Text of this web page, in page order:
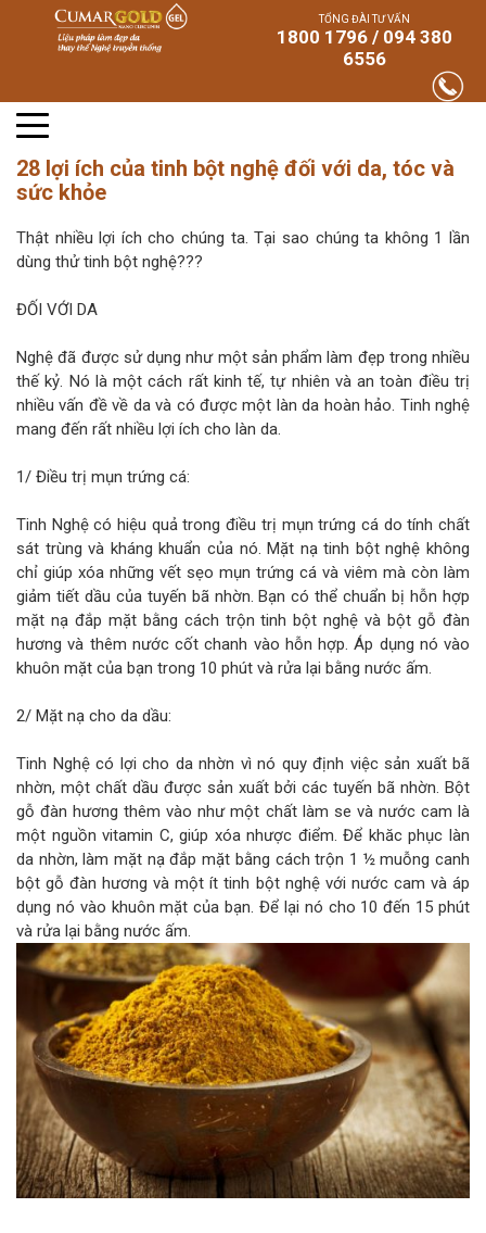
TỔNG ĐÀI TƯ VẤN
1800 1796 / 094 380
6556
28 lợi ích của tinh bột nghệ đối với da, tóc và
sức khỏe
Thật nhiều lợi ích cho chúng ta. Tại sao chúng ta không 1 lần
dùng thử tinh bột nghệ???
ĐỐI VỚI DA
Nghệ đã được sử dụng như một sản phẩm làm đẹp trong nhiều
thế kỷ. Nó là một cách rất kinh tế, tự nhiên và an toàn điều trị
nhiều vấn đề về da và có được một làn da hoàn hảo. Tinh nghệ
mang đến rất nhiều lợi ích cho làn da.
1/ Điều trị mụn trứng cá:
Tinh Nghệ có hiệu quả trong điều trị mụn trứng cá do tính chất
sát trùng và kháng khuẩn của nó. Mặt nạ tinh bột nghệ không
chỉ giúp xóa những vết sẹo mụn trứng cá và viêm mà còn làm
giảm tiết dầu của tuyến bã nhờn. Bạn có thể chuẩn bị hỗn hợp
mặt nạ đắp mặt bằng cách trộn tinh bột nghệ và bột gỗ đàn
hương và thêm nước cốt chanh vào hỗn hợp. Áp dụng nó vào
khuôn mặt của bạn trong 10 phút và rửa lại bằng nước ấm.
2/ Mặt nạ cho da dầu:
Tinh Nghệ có lợi cho da nhờn vì nó quy định việc sản xuất bã
nhờn, một chất dầu được sản xuất bởi các tuyến bã nhờn. Bột
gỗ đàn hương thêm vào như một chất làm se và nước cam là
một nguồn vitamin C, giúp xóa nhược điểm. Để khăc phục làn
da nhờn, làm mặt nạ đắp mặt bằng cách trộn 1 ½ muỗng canh
bột gỗ đàn hương và một ít tinh bột nghệ với nước cam và áp
dụng nó vào khuôn mặt của bạn. Để lại nó cho 10 đến 15 phút
và rửa lại bằng nước ấm.